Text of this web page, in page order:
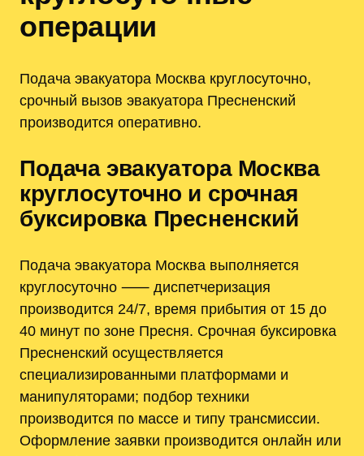
операции
Подача эвакуатора Москва круглосуточно,
срочный вызов эвакуатора Пресненский
производится оперативно.
Подача эвакуатора Москва
круглосуточно и срочная
буксировка Пресненский
Подача эвакуатора Москва выполняется
круглосуточно ⸺ диспетчеризация
производится 24/7, время прибытия от 15 до
40 минут по зоне Пресня. Срочная буксировка
Пресненский осуществляется
специализированными платформами и
манипуляторами; подбор техники
производится по массе и типу трансмиссии.
Оформление заявки производится онлайн или